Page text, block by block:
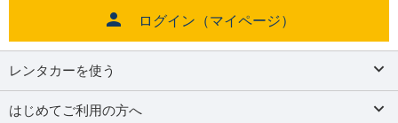
ログイン（マイページ）
レンタカーを使う
はじめてご利用の方へ